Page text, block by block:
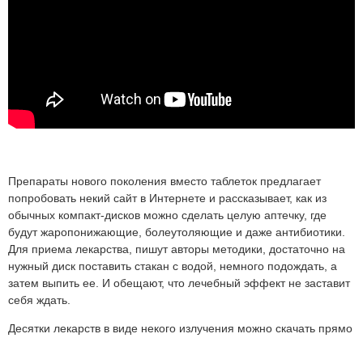
Препараты нового поколения вместо таблеток предлагает
попробовать некий сайт в Интернете и рассказывает, как из
обычных компакт-дисков можно сделать целую аптечку, где
будут жаропонижающие, болеутоляющие и даже антибиотики.
Для приема лекарства, пишут авторы методики, достаточно на
нужный диск поставить стакан с водой, немного подождать, а
затем выпить ее. И обещают, что лечебный эффект не заставит
себя ждать.
Десятки лекарств в виде некого излучения можно скачать прямо